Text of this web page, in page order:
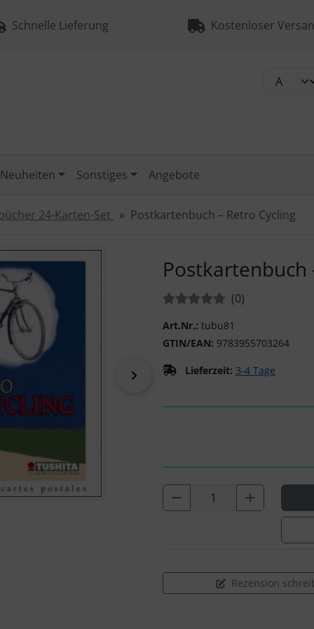
Schnelle Lieferung Kostenloser
Neuheiten Sonstiges Angebote
24-Karten-Set Postkartenbuch – Retro Cycling
Postkartenbuch
Bewertungen:(0Bewertungen
)
Art.Nr.: tubu81
GTIN/EAN: 9783955703264
Lieferzeit: 3-4 Tage
" und "Vor-Button" nutzen, um zwischen den Bildern
Rezension